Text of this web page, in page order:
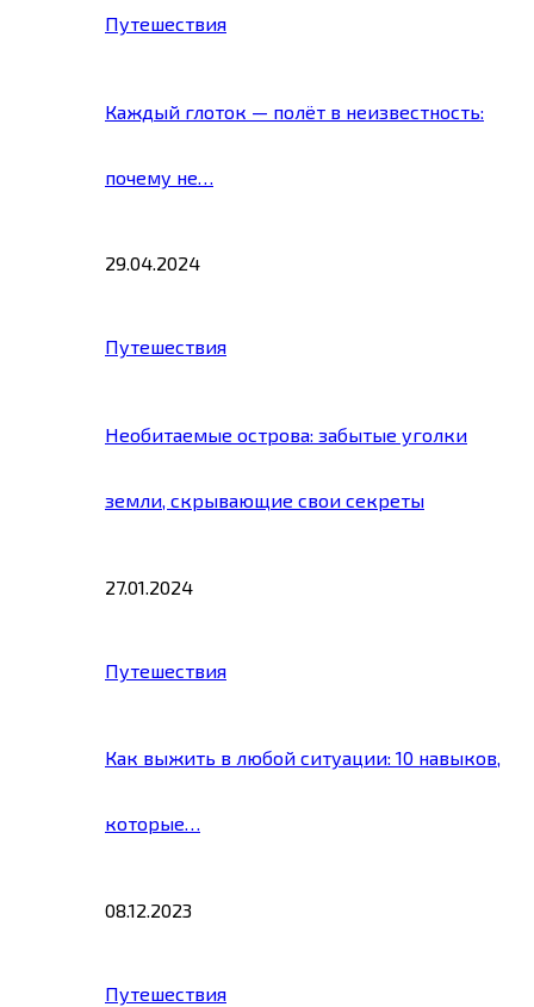
Путешествия
Каждый глоток — полёт в неизвестность:
почему не…
29.04.2024
Путешествия
Необитаемые острова: забытые уголки
земли, скрывающие свои секреты
27.01.2024
Путешествия
Как выжить в любой ситуации: 10 навыков,
которые…
08.12.2023
Путешествия